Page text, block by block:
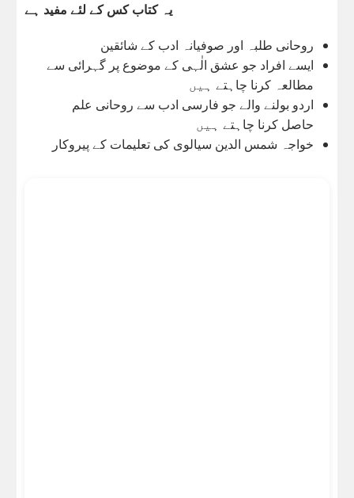
یہ کتاب کس کے لئے مفید ہے
روحانی طلبہ اور صوفیانہ ادب کے شائقین
ایسے افراد جو عشق الٰہی کے موضوع پر گہرائی سے
مطالعہ کرنا چاہتے ہیں
اردو بولنے والے جو فارسی ادب سے روحانی علم
حاصل کرنا چاہتے ہیں
خواجہ شمس الدین سیالوی کی تعلیمات کے پیروکار